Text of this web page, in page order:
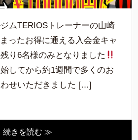
ムTERIOSトレーナーの山崎
ったお得に通える入会金キャ
り6名様のみとなりました
してから約1週間で多くのお
せいただきました […]
続きを読む ≫